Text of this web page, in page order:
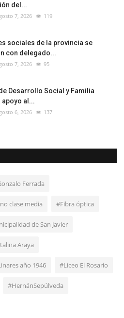
del...
7, 2026 119
sociales de la provincia se
con delegado...
7, 2026 95
Desarrollo Social y Familia
al...
6, 2026 137
Ferrada
clase media #Fibra óptica
de San Javier
Araya
año 1946 #Liceo El Rosario
#HernánSepúlveda